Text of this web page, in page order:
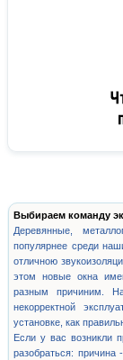
Выбираем команду
Деревянные,
популярнее среди
отличною
этом новые окна
разным причиним.
некорректной
установке, как
Если у вас возникли
разобраться: причина